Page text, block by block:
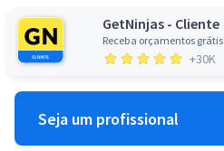
GetNinjas - Cliente
Receba orçamentos grátis
+30K
Seja um profissional